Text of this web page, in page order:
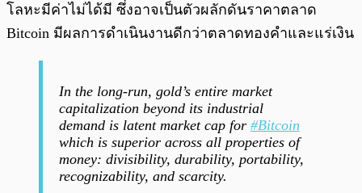
โลหะมีค่าไม่ได้มี ซึ่งอาจเป็นตัวผลักดันราคาตลาด
Bitcoin มีผลการดำเนินงานดีกว่าตลาดทองคำและแร่เงิน
In the long-run, gold’s entire market
capitalization beyond its industrial
demand is latent market cap for #Bitcoin
which is superior across all properties of
money: divisibility, durability, portability,
recognizability, and scarcity.